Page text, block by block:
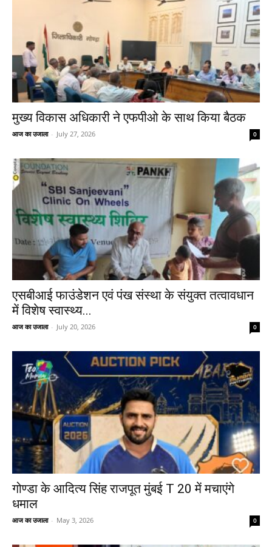
मुख्य विकास अधिकारी ने एफपीओ के साथ किया बैठक
आज का उजाला - July 27, 2026 0
एसबीआई फाउंडेशन एवं पंख संस्था के संयुक्त तत्वावधान
में विशेष स्वास्थ्य...
आज का उजाला - July 20, 2026 0
गोण्डा के आदित्य सिंह राजपूत मुंबई T 20 में मचाएंगे
धमाल
आज का उजाला - May 3, 2026 0